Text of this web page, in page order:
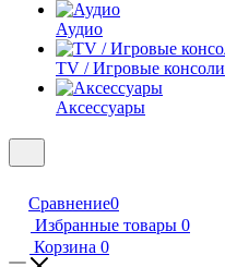
Аудио
TV / Игровые консоли
Аксессуары
Сравнение0
Избранные товары 0
Корзина 0